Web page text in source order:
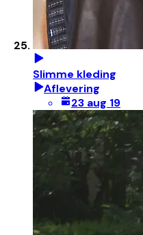
Slimme kleding
Aflevering
23 aug 19